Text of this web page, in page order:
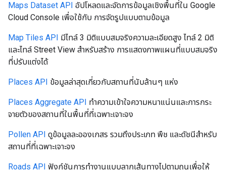
Maps Dataset API อัปโหลดและจัดการข้อมูลเชิงพื้นที่ใน Google
Cloud Console เพื่อใช้กับ การจัดรูปแบบตามข้อมูล
Map Tiles API มีไทล์ 3 มิติแบบสมจริงความละเอียดสูง ไทล์ 2 มิติ
และไทล์ Street View สำหรับสร้าง การแสดงภาพแผนที่แบบสมจริง
ที่ปรับแต่งได้
Places API ข้อมูลล่าสุดเกี่ยวกับสถานที่นับล้านๆ แห่ง
Places Aggregate API ทำความเข้าใจความหนาแน่นและการกระ
จายตัวของสถานที่ในพื้นที่ที่เฉพาะเจาะจง
Pollen API ดูข้อมูลละอองเกสร รวมถึงประเภท พืช และดัชนีสำหรับ
สถานที่ที่เฉพาะเจาะจง
Roads API ฟังก์ชันการทำงานแบบลากเส้นทางไปตามถนเพื่อให้